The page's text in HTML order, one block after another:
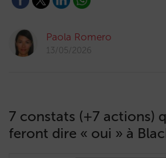
Paola Romero
13/05/2026
7 constats (+7 actions)
feront dire « oui » à